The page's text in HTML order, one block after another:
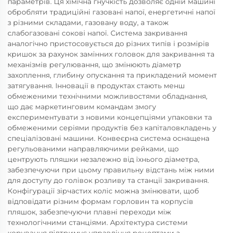
обробляти традиційні газовані напої, енергетичні напої
з різними складами, газовану воду, а також
слабогазовані сокові напої. Система закривання
аналогічно пристосовується до різних типів і розмірів
кришок за рахунок замінних головок для закривання та
механізмів регулювання, що змінюють діаметр
захоплення, глибину опускання та прикладений момент
затягування. Інновації в продуктах стають менш
обмеженими технічними можливостями обладнання,
що дає маркетинговим командам змогу
експериментувати з новими концепціями упаковки та
обмеженими серіями продуктів без капіталовкладень у
спеціалізовані машини. Конвеєрна система оснащена
регульованими направляючими рейками, що
центрують пляшки незалежно від їхнього діаметра,
забезпечуючи при цьому правильну відстань між ними
для доступу до голівок розливу та станції закривання.
Конфігурації зірчастих коліс можна змінювати, щоб
відповідати різним формам горловин та корпусів
пляшок, забезпечуючи плавні переходи між
технологічними станціями. Архітектура системи